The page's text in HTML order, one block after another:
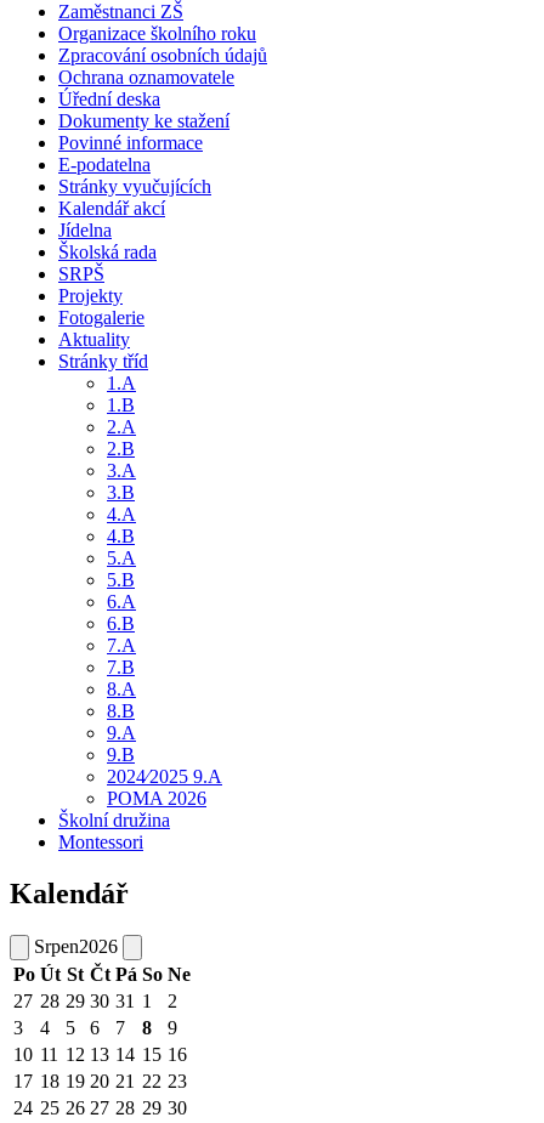
Zaměstnanci ZŠ
Organizace školního roku
Zpracování osobních údajů
Ochrana oznamovatele
Úřední deska
Dokumenty ke stažení
Povinné informace
E-podatelna
Stránky vyučujících
Kalendář akcí
Jídelna
Školská rada
SRPŠ
Projekty
Fotogalerie
Aktuality
Stránky tříd
1.A
1.B
2.A
2.B
3.A
3.B
4.A
4.B
5.A
5.B
6.A
6.B
7.A
7.B
8.A
8.B
9.A
9.B
2024⁄2025 9.A
POMA 2026
Školní družina
Montessori
Kalendář
Srpen2026
Po Út St Čt Pá So Ne
27 28 29 30 31 1
2
3
4 5 6 7 8
9
10 11 12 13 14 15 16
17 18 19 20 21 22 23
24 25 26 27 28 29 30